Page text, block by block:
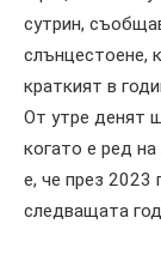
сутрин,
слънцестоене,
краткият в
От утре денят
когато е ред
е, че през 2023
следващата